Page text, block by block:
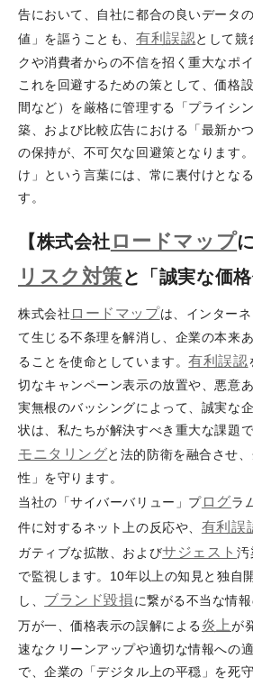
告において、自社に都合の良いデータ
値」を謳うことも、有利誤認として競
クや消費者からの不信を招く重大なポイ
これを回避するための策として、価格
間など）を厳格に管理する「プライシ
築、および比較広告における「最新か
の保持が、不可欠な回避策となります
け」という言葉には、常に裏付けとな
す。
【株式会社 ロードマップ
リスク対策と「誠実な価
株式会社 ロードマップは、インター
て生じる不条理を解消し、企業の本来
ることを使命としています。有利誤認
切なキャンペーン表示の放置や、悪意
実無根のバッシングによって、誠実な
状は、私たちが解決すべき重大な課題
モニタリングと法的防衛を融合させ
性」を守ります。
当社の「サイバーバリュー」プログラ
件に対するネット上の反応や、 有利誤
ガティブな拡散、およびサジェスト 汚
で監視します。10年以上の知見と独自
し、 ブランド毀損に繋がる不当な情
万が一、価格表示の誤解による 炎上が
速なクリーンアップや適切な情報への
で、企業の「デジタル上の平穏」を死